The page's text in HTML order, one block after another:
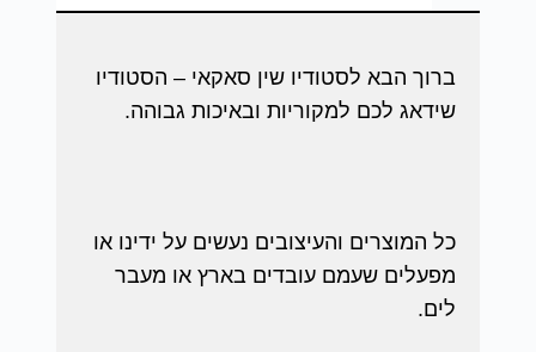
ברוך הבא לסטודיו שין סאקאי – הסטודיו
שידאג לכם למקוריות ובאיכות גבוהה.
כל המוצרים והעיצובים נעשים על ידינו או
מפעלים שעמם עובדים בארץ או מעבר
לים.